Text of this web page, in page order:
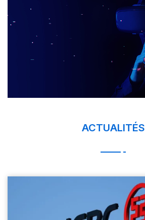
ACTUALITÉS